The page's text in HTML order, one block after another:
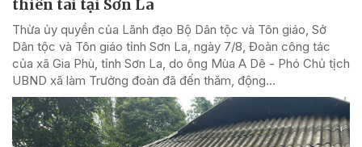
thiên tai tại Sơn La
Thừa ủy quyền của Lãnh đạo Bộ Dân tộc và Tôn giáo, Sở
Dân tộc và Tôn giáo tỉnh Sơn La, ngày 7/8, Đoàn công tác
của xã Gia Phù, tỉnh Sơn La, do ông Mùa A Dê - Phó Chủ tịch
UBND xã làm Trưởng đoàn đã đến thăm, động...